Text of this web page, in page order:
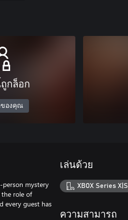
กล็อก
ของคุณ
person mystery
role of
every guest has
เล่นด้วย
XBOX Series X|S
ความสามารถ